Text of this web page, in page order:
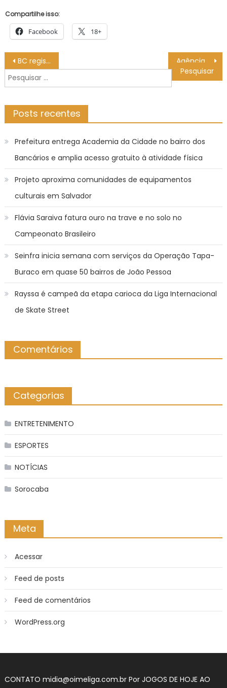
Compartilhe isso:
Facebook 18+
Navegação
de
Post
BC registra primeiro incidente com chaves Pix em 2026
Pesquisar
por:
Posts recentes
Prefeitura entrega Academia da Cidade no bairro dos
Bancários e amplia acesso gratuito à atividade física
Projeto aproxima comunidades de equipamentos
culturais em Salvador
Flávia Saraiva fatura ouro na trave e no solo no
Campeonato Brasileiro
Seinfra inicia semana com serviços da Operação Tapa-
Buraco em quase 50 bairros de João Pessoa
Rayssa é campeã da etapa carioca da Liga Internacional
de Skate Street
Comentários
Categorias
ENTRETENIMENTO
ESPORTES
NOTÍCIAS
Sorocaba
Meta
Acessar
Feed de posts
Feed de comentários
WordPress.org
CONTATO midia@oimeliga.com.brPor JOGOS DE HOJE AO